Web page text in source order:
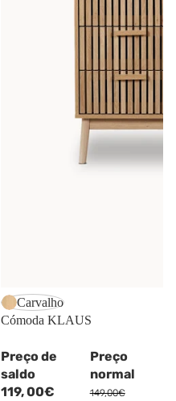
-20%
Carvalho
Cómoda KLAUS
Preço de
saldo
119,00€
Preço
normal
149,00€